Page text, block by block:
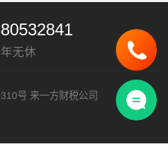
无休
号 来一方财税公司